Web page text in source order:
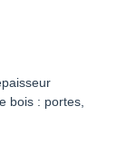
bois : portes,